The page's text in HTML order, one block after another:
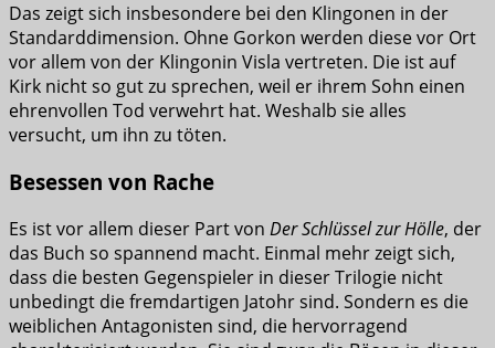
Das zeigt sich insbesondere bei den Klingonen in der
Standarddimension. Ohne Gorkon werden diese vor Ort
vor allem von der Klingonin Visla vertreten. Die ist auf
Kirk nicht so gut zu sprechen, weil er ihrem Sohn einen
ehrenvollen Tod verwehrt hat. Weshalb sie alles
versucht, um ihn zu töten.
Besessen von Rache
Es ist vor allem dieser Part von Der Schlüssel zur Hölle, der
das Buch so spannend macht. Einmal mehr zeigt sich,
dass die besten Gegenspieler in dieser Trilogie nicht
unbedingt die fremdartigen Jatohr sind. Sondern es die
weiblichen Antagonisten sind, die hervorragend